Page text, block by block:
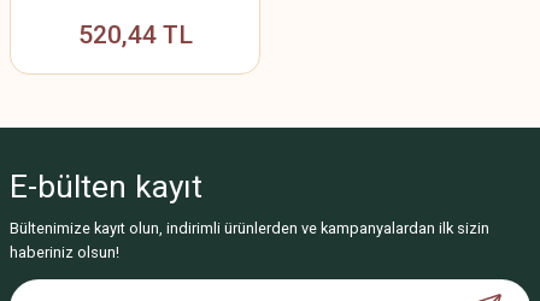
520,44 TL
E-bülten kayıt
Bültenimize kayıt olun, indirimli ürünlerden ve kampanyalardan ilk sizin
haberiniz olsun!